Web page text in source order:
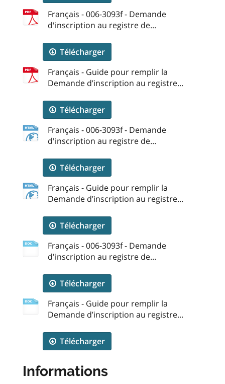
Français - 006-3093f - Demande
d'inscription au registre de...
Télécharger
Français - Guide pour remplir la
Demande d’inscription au registre...
Télécharger
Français - 006-3093f - Demande
d'inscription au registre de...
Télécharger
Français - Guide pour remplir la
Demande d’inscription au registre...
Télécharger
Français - 006-3093f - Demande
d'inscription au registre de...
Télécharger
Français - Guide pour remplir la
Demande d’inscription au registre...
Télécharger
Informations